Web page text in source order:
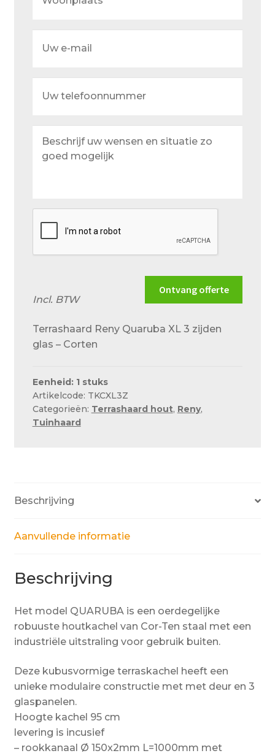
telefoonnummer
uw
wensen
Ontvang offerte
Incl. BTW
Terrashaard Reny Quaruba XL 3 zijden
glas – Corten
Eenheid: 1 stuks
Artikelcode: TKCXL3Z
Categorieën: Terrashaard hout, Reny,
Tuinhaard
Beschrijving
Aanvullende informatie
Beschrijving
Het model QUARUBA is een oerdegelijke
robuuste houtkachel van Cor-Ten staal met een
industriële uitstraling voor gebruik buiten.
Deze kubusvormige terraskachel heeft een
unieke modulaire constructie met met deur en 3
glaspanelen.
Hoogte kachel 95 cm
levering is incusief
– rookkanaal Ø 150x2mm L=1000mm met